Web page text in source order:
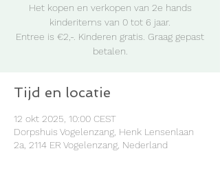
Het kopen en verkopen van 2e hands
kinderitems van 0 tot 6 jaar.
Entree is €2,-. Kinderen gratis. Graag gepast
betalen.
Tijd en locatie
12 okt 2025, 10:00 CEST
Dorpshuis Vogelenzang, Henk Lensenlaan
2a, 2114 ER Vogelenzang, Nederland